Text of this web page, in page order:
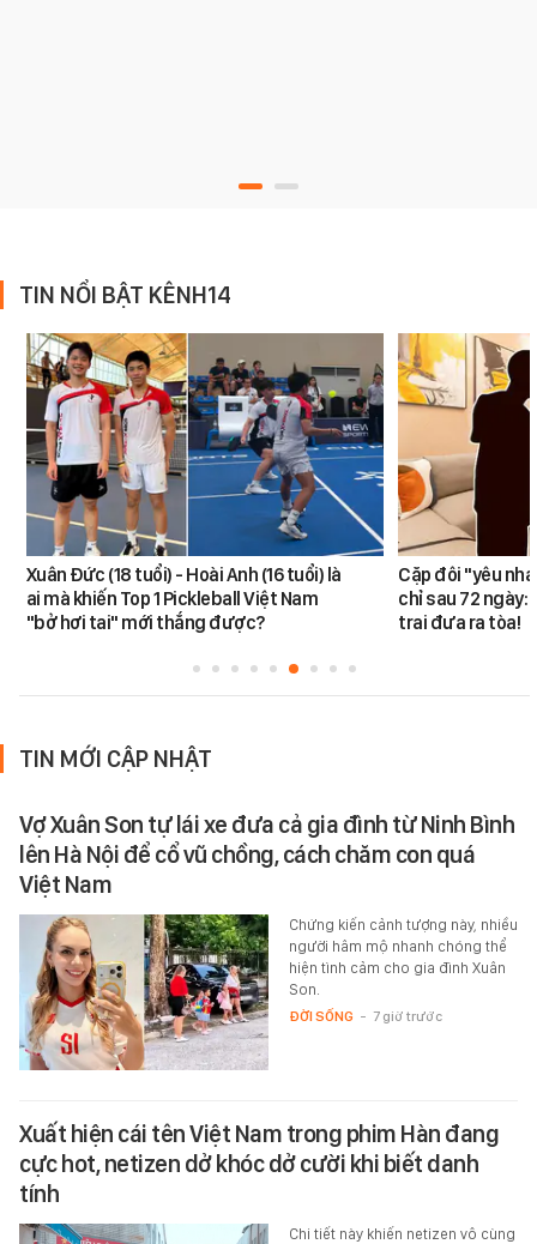
TIN NỔI BẬT KÊNH14
Xuân Đức (18 tuổi) - Hoài Anh (16 tuổi) là
ai mà khiến Top 1 Pickleball Việt Nam
"bở hơi tai" mới thắng được?
Cặp đôi "yêu
chỉ sau 72 ngày:
trai đưa ra tòa!
TIN MỚI CẬP NHẬT
Vợ Xuân Son tự lái xe đưa cả gia đình từ Ninh Bình
lên Hà Nội để cổ vũ chồng, cách chăm con quá
Việt Nam
Chứng kiến cảnh tượng này, nhiều
người hâm mộ nhanh chóng thể
hiện tình cảm cho gia đình Xuân
Son.
ĐỜI SỐNG - 7 giờ trước
Xuất hiện cái tên Việt Nam trong phim Hàn đang
cực hot, netizen dở khóc dở cười khi biết danh
tính
Chi tiết này khiến netizen vô cùng